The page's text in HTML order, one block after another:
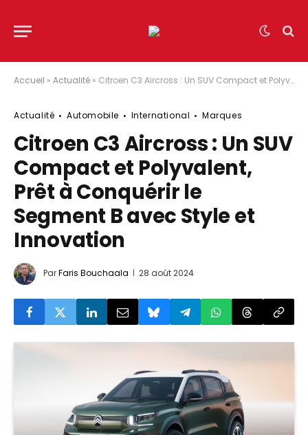
Accueil » Actualité » Citroen C3 Aircross : Un SUV Compact et Polyvalent, Prêt à Conquérir le Segment B avec Style et Innovation
Actualité Automobile International Marques
Citroen C3 Aircross : Un SUV
Compact et Polyvalent,
Prêt à Conquérir le
Segment B avec Style et
Innovation
ParFaris Bouchaala 28 août 2024